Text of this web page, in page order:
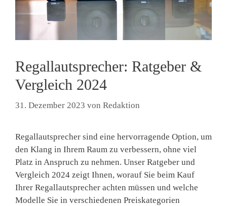
Regallautsprecher: Ratgeber &
Vergleich 2024
31. Dezember 2023 von Redaktion
Regallautsprecher sind eine hervorragende Option, um
den Klang in Ihrem Raum zu verbessern, ohne viel
Platz in Anspruch zu nehmen. Unser Ratgeber und
Vergleich 2024 zeigt Ihnen, worauf Sie beim Kauf
Ihrer Regallautsprecher achten müssen und welche
Modelle Sie in verschiedenen Preiskategorien